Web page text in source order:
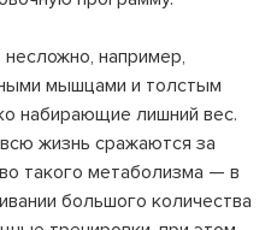
например,
мышцами и толстым
набирающие лишний вес.
жизнь сражаются за
такого метаболизма — в
большого количества